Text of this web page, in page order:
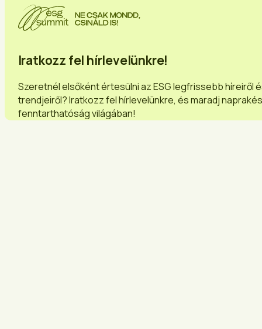
Iratkozz fel hírlevelünkre!
Szeretnél elsőként értesülni az ESG legfrissebb híreiről
trendjeiről? Iratkozz fel hírlevelünkre, és maradj
fenntarthatóság világában!